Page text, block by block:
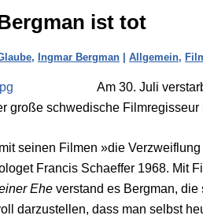
ist tot
, Ingmar Bergman | Allgemein,
Am 30. Juli
große schwedische
seinen Filmen »die
Francis Schaeffer 1968. Mit
Ehe verstand es Bergman,
darzustellen, dass man selbst